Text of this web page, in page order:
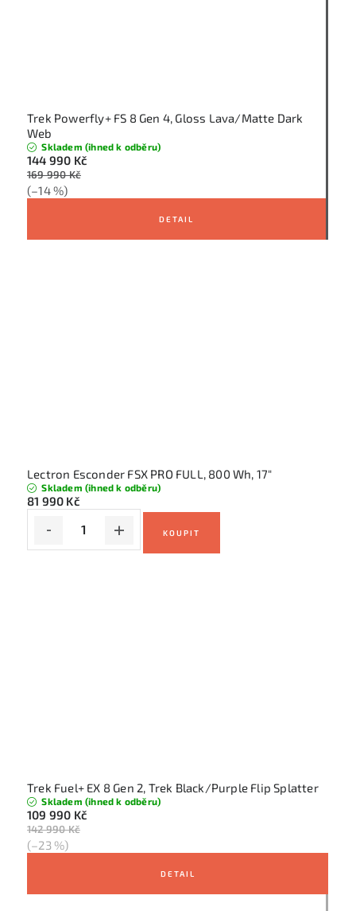
Trek Powerfly+ FS 8 Gen 4, Gloss Lava/Matte Dark
Web
Skladem (ihned k odběru)
144 990 Kč
169 990 Kč
(–14 %)
Lectron Esconder FSX PRO FULL, 800 Wh, 17"
Skladem (ihned k odběru)
81 990 Kč
Trek Fuel+ EX 8 Gen 2, Trek Black/Purple Flip Splatter
Skladem (ihned k odběru)
109 990 Kč
142 990 Kč
(–23 %)